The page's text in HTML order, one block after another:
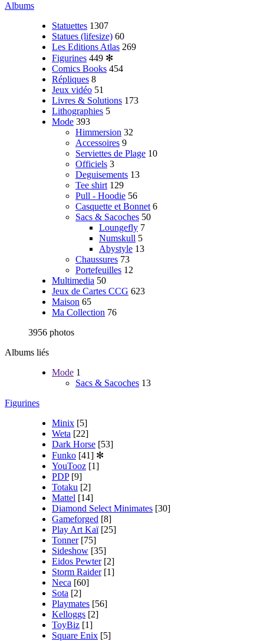
Albums
Statuettes 1307
Statues (lifesize) 60
Les Editions Atlas 269
Figurines 449 ✻
Comics Books 454
Répliques 8
Jeux vidéo 51
Livres & Solutions 173
Lithographies 5
Mode 393
Himmersion 32
Accessoires 9
Serviettes de Plage 10
Officiels 3
Deguisements 13
Tee shirt 129
Pull - Hoodie 56
Casquette et Bonnet 6
Sacs & Sacoches 50
Loungefly 7
Numskull 5
Abystyle 13
Chaussures 73
Portefeuilles 12
Multimedia 50
Jeux de Cartes CCG 623
Maison 65
Ma Collection 76
3956 photos
Albums liés
Mode 1
Sacs & Sacoches 13
Figurines
Minix [5]
Weta [22]
Dark Horse [53]
Funko [41] ✻
YouTooz [1]
PDP [9]
Totaku [2]
Mattel [14]
Diamond Select Minimates [30]
Gameforged [8]
Play Art Kaï [25]
Tonner [75]
Sideshow [35]
Eidos Pewter [2]
Storm Raider [1]
Neca [60]
Sota [2]
Playmates [56]
Kelloggs [2]
ToyBiz [1]
Square Enix [5]